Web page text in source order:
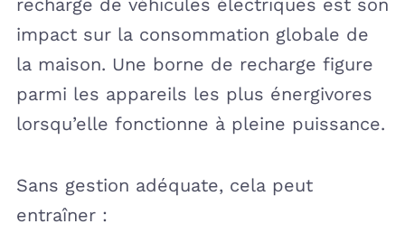
recharge de véhicules électriques est son
impact sur la consommation globale de
la maison. Une borne de recharge figure
parmi les appareils les plus énergivores
lorsqu’elle fonctionne à pleine puissance.
Sans gestion adéquate, cela peut
entraîner :